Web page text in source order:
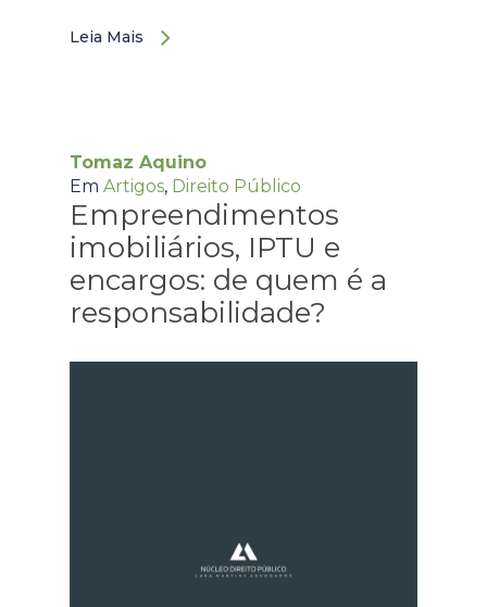
Leia Mais
Tomaz Aquino
Em Artigos, Direito Público
Empreendimentos
imobiliários, IPTU e
encargos: de quem é a
responsabilidade?